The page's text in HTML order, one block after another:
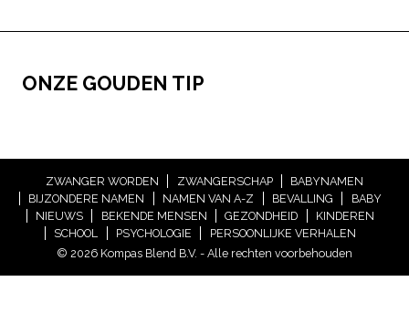
ONZE GOUDEN TIP
ZWANGER WORDEN ZWANGERSCHAP
BABYNAMEN
BIJZONDERE NAMEN
NAMEN VAN A-Z BEVALLING
BABY
NIEUWS
BEKENDE MENSEN GEZONDHEID
KINDEREN
SCHOOL
PSYCHOLOGIE
PERSOONLIJKE VERHALEN
© 2026 Kompas Blend B.V. - Alle rechten voorbehouden